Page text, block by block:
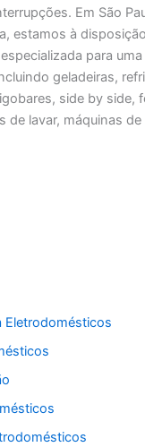
Em São
estamos à
para
geladeiras,
side by side,
de lavar, máquinas
Eletrodomésticos